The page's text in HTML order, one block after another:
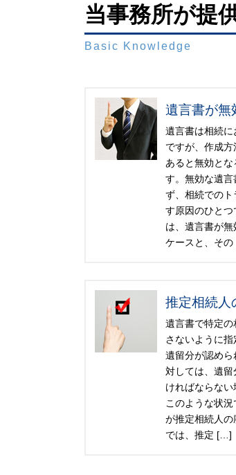
当事務所が提
Basic Knowledge
遺言書が無
遺言書は相続
ですが、作成
あると無効とな
す。無効な遺
ず、相続でのト
す原因のひと
は、遺言書が
ケースと、そ
推定相続人
遺言書で特定
さないように指
遺留分が認めら
対しては、遺
ければならない
このような状
が推定相続人
では、推定 […]